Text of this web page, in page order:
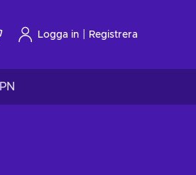
Logga in Registrera